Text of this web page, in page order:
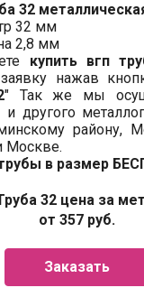
32
32 мм
2,8 мм
купить вгп
нажав
" Так же мы
и другого
району,
Москве.
в размер
32 цена за
от 357 руб.
Заказать